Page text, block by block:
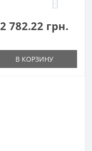
2 782.22 грн.
В КОРЗИНУ